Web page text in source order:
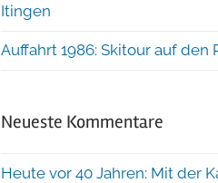
Itingen
Auffahrt 1986: Skitour auf den
Neueste Kommentare
Heute vor 40 Jahren: Mit der